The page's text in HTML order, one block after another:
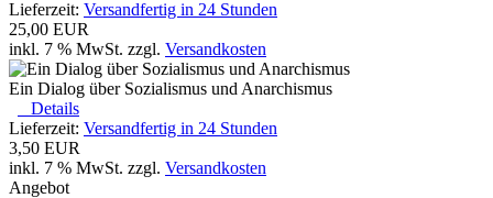
Lieferzeit: Versandfertig in 24 Stunden
25,00 EUR
inkl. 7 % MwSt. zzgl. Versandkosten
Ein Dialog über Sozialismus und Anarchismus
Details
Lieferzeit: Versandfertig in 24 Stunden
3,50 EUR
inkl. 7 % MwSt. zzgl. Versandkosten
Angebot